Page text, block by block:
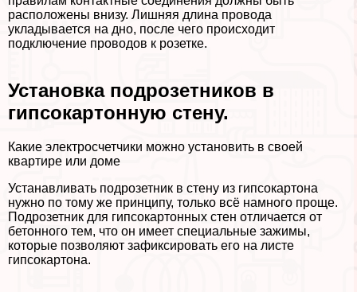
расположены внизу. Лишняя длина провода
укладывается на дно, после чего происходит
подключение проводов к розетке.
Установка подрозетников в
гипсокартонную стену.
Какие электросчетчики можно установить в своей
квартире или доме
Устанавливать подрозетник в стену из гипсокартона
нужно по тому же принципу, только всё намного проще.
Подрозетник для гипсокартонных стен отличается от
бетонного тем, что он имеет специальные зажимы,
которые позволяют зафиксировать его на листе
гипсокартона.